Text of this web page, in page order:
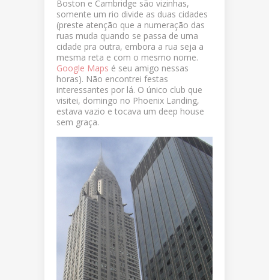
Boston e Cambridge são vizinhas,
somente um rio divide as duas cidades
(preste atenção que a numeração das
ruas muda quando se passa de uma
cidade pra outra, embora a rua seja a
mesma reta e com o mesmo nome.
Google Maps é seu amigo nessas
horas). Não encontrei festas
interessantes por lá. O único club que
visitei, domingo no Phoenix Landing,
estava vazio e tocava um deep house
sem graça.